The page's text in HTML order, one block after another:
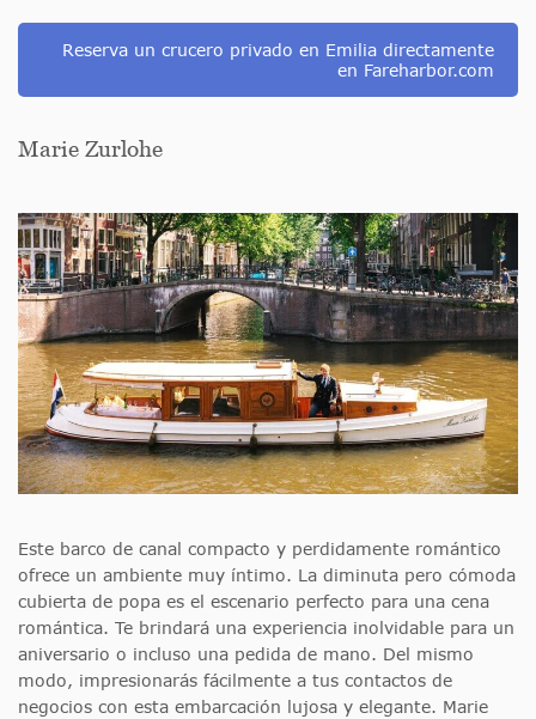
Reserva un crucero privado en Emilia directamente
en Fareharbor.com
Marie Zurlohe
Este barco de canal compacto y perdidamente romántico
ofrece un ambiente muy íntimo. La diminuta pero cómoda
cubierta de popa es el escenario perfecto para una cena
romántica. Te brindará una experiencia inolvidable para un
aniversario o incluso una pedida de mano. Del mismo
modo, impresionarás fácilmente a tus contactos de
negocios con esta embarcación lujosa y elegante. Marie